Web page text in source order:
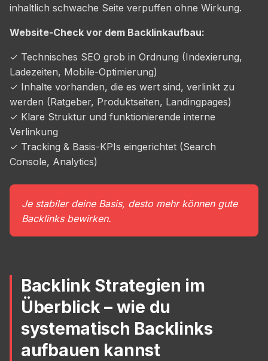
inhaltlich schwache Seite verpuffen ohne Wirkung.
Website-Check vor dem Backlinkaufbau:
✓ Technisches SEO grob in Ordnung (Indexierung,
Ladezeiten, Mobile-Optimierung)
✓ Inhalte vorhanden, die es wert sind, verlinkt zu
werden (Ratgeber, Produktseiten, Landingpages)
✓ Klare Struktur und funktionierende interne
Verlinkung
✓ Tracking & Basis-KPIs eingerichtet (Search
Console, Analytics)
Je stabiler deine Basis, desto mehr können gute
Backlinks bewirken.
Backlink Strategien im
Überblick – wie du
systematisch Backlinks
aufbauen kannst